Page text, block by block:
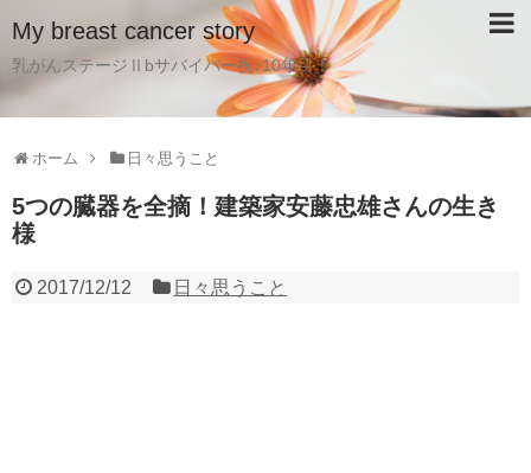
My breast cancer story
乳がんステージⅡbサバイバー祝♪10年目！
ホーム 日々思うこと
5つの臓器を全摘！建築家安藤忠雄さんの生き
様
2017/12/12 日々思うこと